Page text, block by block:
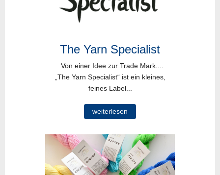
The Yarn Specialist
Von einer Idee zur Trade Mark....
„The Yarn Specialist“ ist ein kleines,
feines Label...
weiterlesen